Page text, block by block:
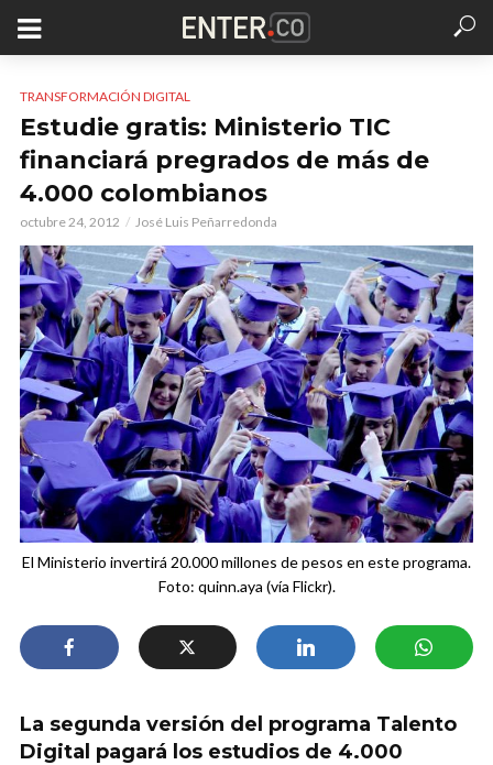
TRANSFORMACIÓN DIGITAL
Estudie gratis: Ministerio TIC
financiará pregrados de más de
4.000 colombianos
octubre 24, 2012 José Luis Peñarredonda
El Ministerio invertirá 20.000 millones de pesos en este programa.
Foto: quinn.aya (vía Flickr).
La segunda versión del programa Talento
Digital pagará los estudios de 4.000